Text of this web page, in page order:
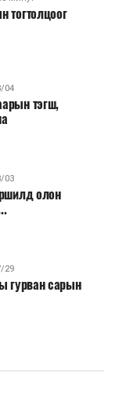
тогтолцоог
04
тэгш,
03
олон
29
гурван сарын